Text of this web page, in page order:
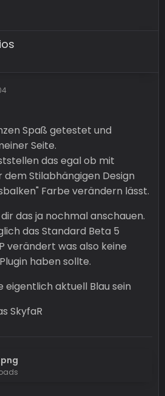
Spaß getestet und
Seite.
das egal ob mit
dem Stilabhängigen Design
Farbe verändern lässt.
das ja nochmal anschauen.
das Standard Beta 5
verändert was also keine
haben sollte.
eigentlich aktuell Blau sein
SkyfaR